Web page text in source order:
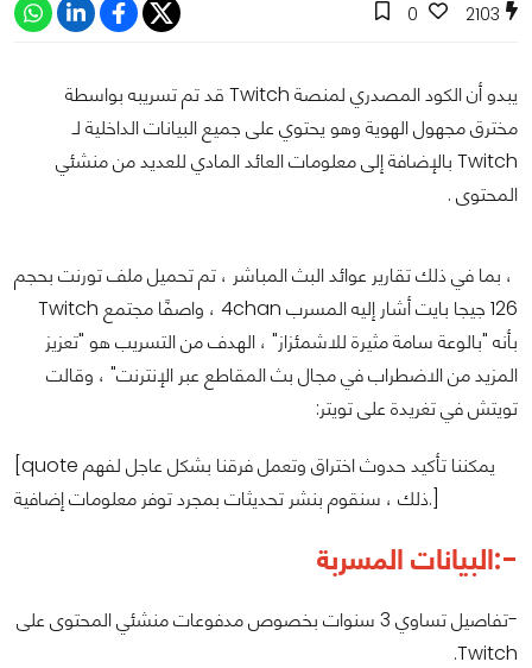
2103
0
يبدو أن الكود المصدري لمنصة Twitch قد تم تسريبه بواسطة
مخترق مجهول الهوية وهو يحتوي على جميع البيانات الداخلية لـ
Twitch بالإضافة إلى معلومات العائد المادي للعديد من منشئي
المحتوى .
، بما في ذلك تقارير عوائد البث المباشر ، تم تحميل ملف تورنت بحجم
126 جيجا بايت أشار إليه المسرب 4chan ، واصفًا مجتمع Twitch
بأنه "بالوعة سامة مثيرة للاشمئزاز" ، الهدف من التسريب هو "تعزيز
المزيد من الاضطراب في مجال بث المقاطع عبر الإنترنت" ، وقالت
تويتش في تغريدة على تويتر:
[quote يمكننا تأكيد حدوث اختراق وتعمل فرقنا بشكل عاجل لفهم
ذلك ، سنقوم بنشر تحديثات بمجرد توفر معلومات إضافية.]
البيانات المسربة:-
-تفاصيل تساوي 3 سنوات بخصوص مدفوعات منشئي المحتوى على
Twitch.